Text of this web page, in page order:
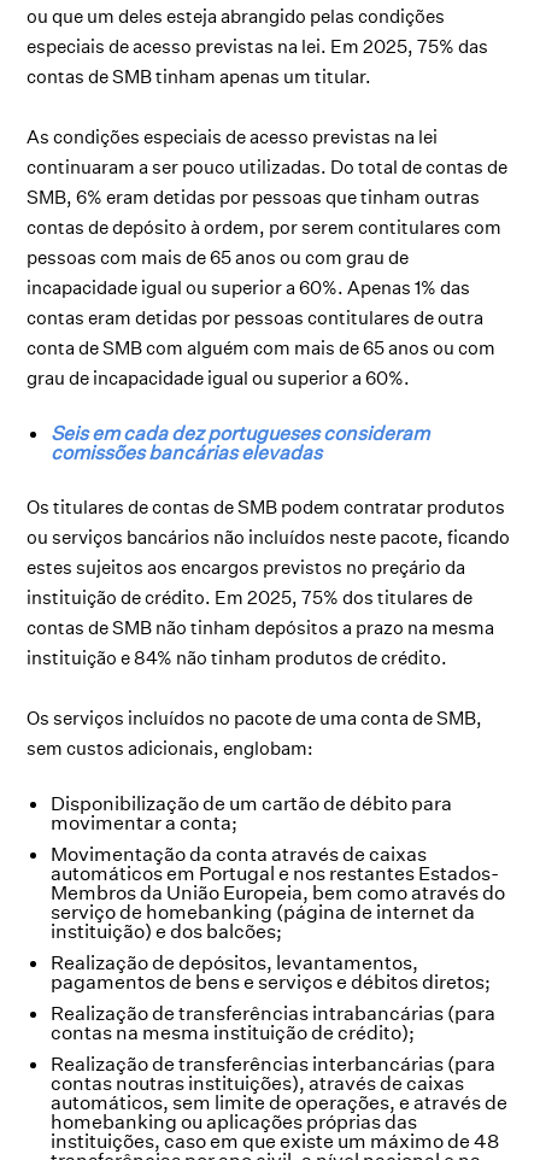
ou que um deles esteja abrangido pelas condições
especiais de acesso previstas na lei. Em 2025, 75% das
contas de SMB tinham apenas um titular.
As condições especiais de acesso previstas na lei
continuaram a ser pouco utilizadas. Do total de contas de
SMB, 6% eram detidas por pessoas que tinham outras
contas de depósito à ordem, por serem contitulares com
pessoas com mais de 65 anos ou com grau de
incapacidade igual ou superior a 60%. Apenas 1% das
contas eram detidas por pessoas contitulares de outra
conta de SMB com alguém com mais de 65 anos ou com
grau de incapacidade igual ou superior a 60%.
Seis em cada dez portugueses consideram
comissões bancárias elevadas
Os titulares de contas de SMB podem contratar produtos
ou serviços bancários não incluídos neste pacote, ficando
estes sujeitos aos encargos previstos no preçário da
instituição de crédito. Em 2025, 75% dos titulares de
contas de SMB não tinham depósitos a prazo na mesma
instituição e 84% não tinham produtos de crédito.
Os serviços incluídos no pacote de uma conta de SMB,
sem custos adicionais, englobam:
Disponibilização de um cartão de débito para
movimentar a conta;
Movimentação da conta através de caixas
automáticos em Portugal e nos restantes Estados-
Membros da União Europeia, bem como através do
serviço de homebanking (página de internet da
instituição) e dos balcões;
Realização de depósitos, levantamentos,
pagamentos de bens e serviços e débitos diretos;
Realização de transferências intrabancárias (para
contas na mesma instituição de crédito);
Realização de transferências interbancárias (para
contas noutras instituições), através de caixas
automáticos, sem limite de operações, e através de
homebanking ou aplicações próprias das
instituições, caso em que existe um máximo de 48